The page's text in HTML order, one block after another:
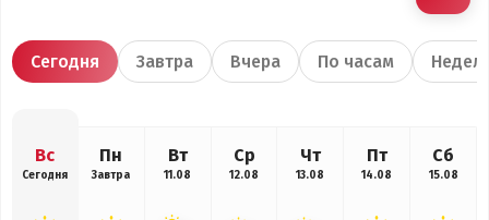
Сегодня Завтра Вчера По часам
Вс
Сегодня
Пн
Завтра
Вт
11.08
Ср
12.08
Чт
13.08
Пт
14.08
Сб
15.08